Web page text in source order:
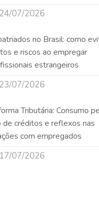
24/07/2026
no Brasil: como
e riscos ao empregar
estrangeiros
23/07/2026
Tributária: Consumo
de créditos e reflexos nas
com empregados
17/07/2026